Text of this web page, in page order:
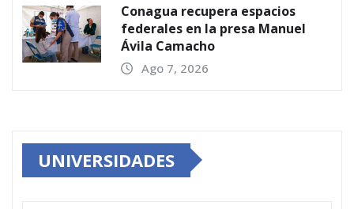
Conagua recupera espacios
federales en la presa Manuel
Ávila Camacho
Ago 7, 2026
UNIVERSIDADES